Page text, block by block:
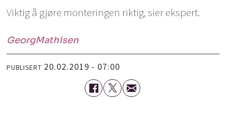
Viktig å gjøre monteringen riktig, sier ekspert.
GeorgMathisen
PUBLISERT 20.02.2019 - 07:00